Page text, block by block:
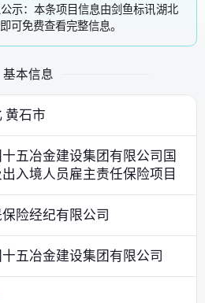
示：本条项目信息由剑鱼标讯湖北
可免费查看完整信息。
基本信息
黄石市
五冶金建设集团有限公司国
入境人员雇主责任保险项目
险经纪有限公司
五冶金建设集团有限公司